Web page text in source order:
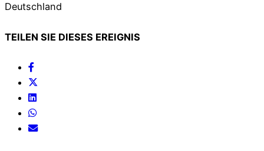
Deutschland
TEILEN SIE DIESES EREIGNIS